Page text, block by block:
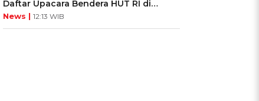
Daftar Upacara Bendera HUT RI di
Istana Negara
News | 12:13 WIB